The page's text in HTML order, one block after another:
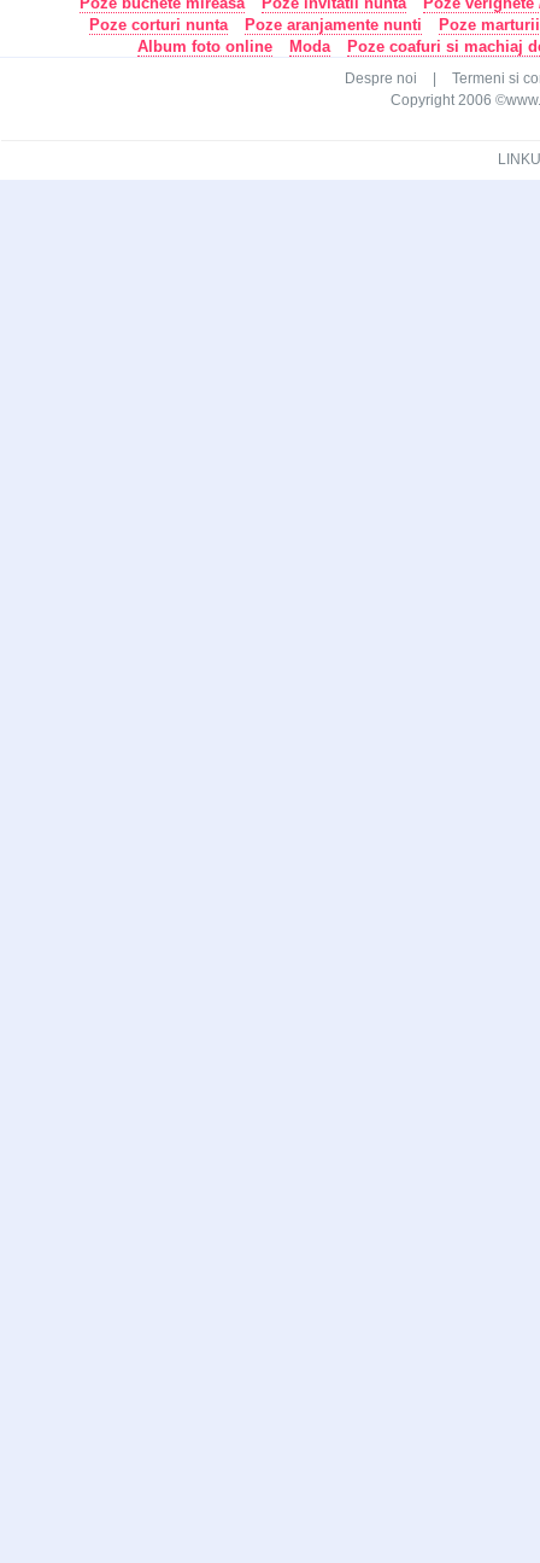
Poze corturi nunta
Poze aranjamente nunti
Poze
Album foto online
Moda Poze coafuri si machiaj
Despre noi
Termeni si
Copyright 2006